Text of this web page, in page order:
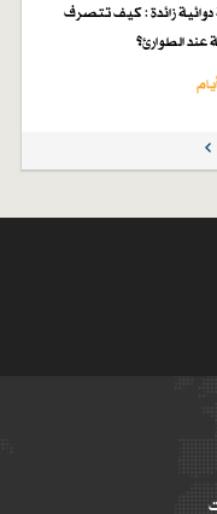
زائدة : كيف تتصرف
الطوارئ؟